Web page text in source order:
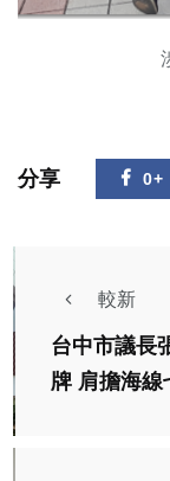
分享 0+
較新
台中市議長
牌 肩擔海